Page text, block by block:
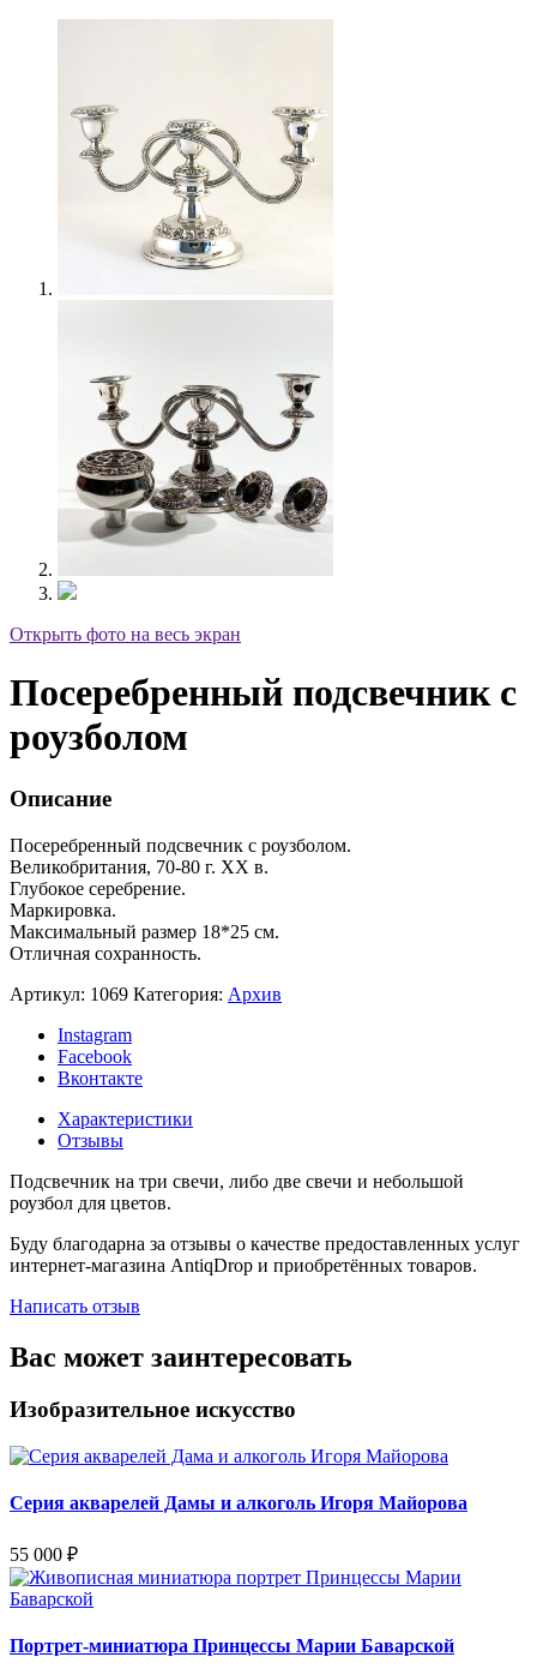
Открыть фото на весь экран
Посеребренный подсвечник с
роузболом
Описание
Посеребренный подсвечник с роузболом.
Великобритания, 70-80 г. XX в.
Глубокое серебрение.
Маркировка.
Максимальный размер 18*25 см.
Отличная сохранность.
Артикул: 1069 Категория: Архив
Instagram
Facebook
Вконтакте
Характеристики
Отзывы
Подсвечник на три свечи, либо две свечи и небольшой
роузбол для цветов.
Буду благодарна за отзывы о качестве предоставленных услуг
интернет-магазина AntiqDrop и приобретённых товаров.
Написать отзыв
Вас может заинтересовать
Изобразительное искусство
Серия акварелей Дамы и алкоголь Игоря Майорова
55 000 ₽
Портрет-миниатюра Принцессы Марии Баварской